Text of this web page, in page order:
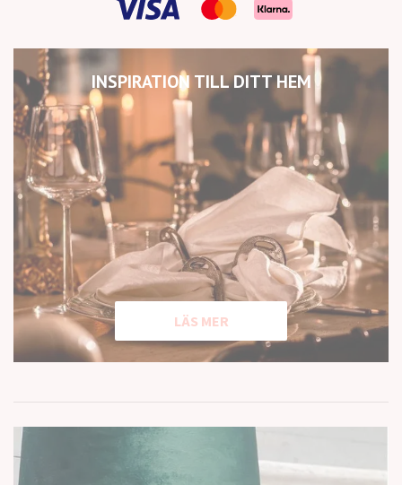
INSPIRATION TILL DITT HEM
LÄS MER